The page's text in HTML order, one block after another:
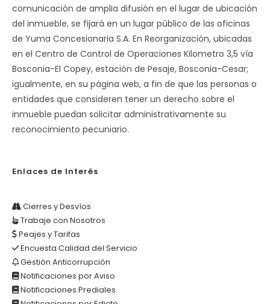
comunicación de amplia difusión en el lugar de ubicación
del inmueble, se fijará en un lugar público de las oficinas
de Yuma Concesionaria S.A. En Reorganización, ubicadas
en el Centro de Control de Operaciones Kilometro 3,5 vía
Bosconia-El Copey, estación de Pesaje, Bosconia-Cesar;
igualmente, en su página web, a fin de que las personas o
entidades que consideren tener un derecho sobre el
inmueble puedan solicitar administrativamente su
reconocimiento pecuniario.
Enlaces de Interés
Cierres y Desvíos
Trabaje con Nosotros
Peajes y Tarifas
Encuesta Calidad del Servicio
Gestión Anticorrupción
Notificaciones por Aviso
Notificaciones Prediales